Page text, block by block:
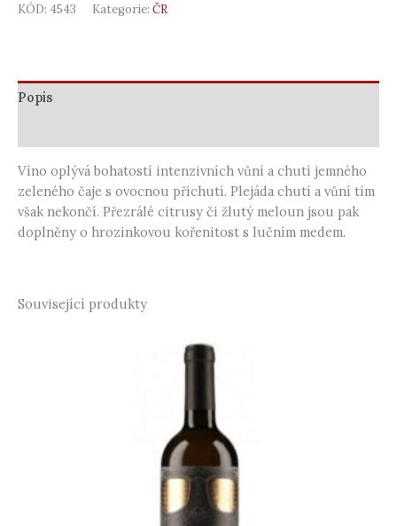
KÓD: 4543 Kategorie: ČR
Popis
Víno oplývá bohatostí intenzivních vůní a chutí jemného
zeleného čaje s ovocnou příchutí. Plejáda chutí a vůní tím
však nekončí. Přezrálé citrusy či žlutý meloun jsou pak
doplněny o hrozinkovou kořenitost s lučním medem.
Související produkty